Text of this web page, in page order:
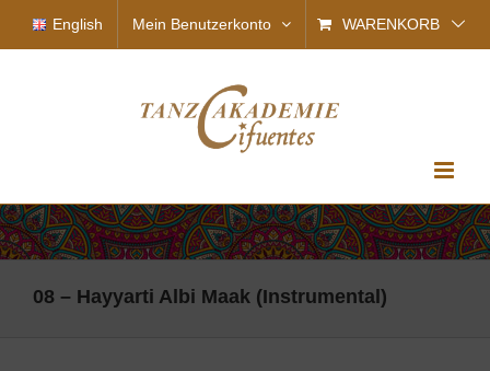
Inhalt
English Mein Benutzerkonto WARENKORB
08 – Hayyarti Albi Maak (Instrumental)